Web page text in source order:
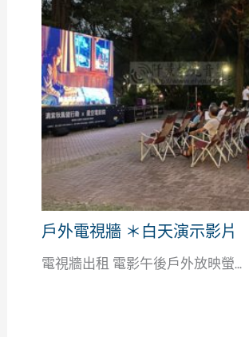
戶外電視牆 ＊白天演示影片
電視牆出租 電影午後戶外放映螢...